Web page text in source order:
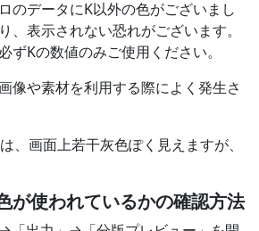
のデータにK以外の色がございまし
、表示されない恐れがございます。
ずKの数値のみご使用ください。
像や素材を利用する際によく発生さ
、画面上若干灰色ぽく見えますが、
が使われているかの確認方法